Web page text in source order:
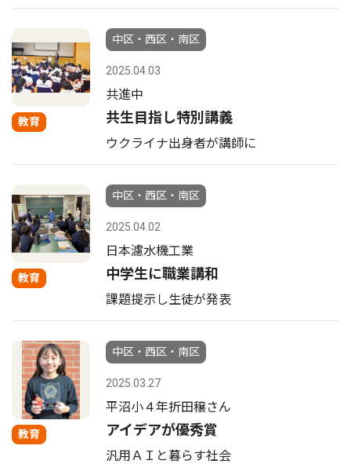
教育
中区・西区・南区
2025.04.03
共進中
共生目指し特別講義
ウクライナ出身者が講師に
教育
中区・西区・南区
2025.04.02
日本濾水機工業
中学生に職業講和
課題提示し生徒が発表
教育
中区・西区・南区
2025.03.27
平沼小４年折田穣さん
アイデアが優秀賞
汎用ＡＩと暮らす社会